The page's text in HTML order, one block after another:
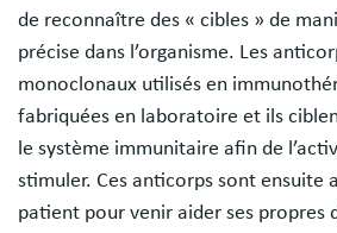
de reconnaître des « cibles » de
précise dans l’organisme. Les
monoclonaux utilisés en
fabriquées en laboratoire et ils
le système immunitaire afin de
stimuler. Ces anticorps sont ensuite
patient pour venir aider ses propres